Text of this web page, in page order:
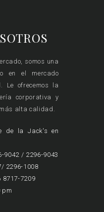
somos una
en el mercado
Le ofrecemos la
corporativa y
alta calidad.
de la Jack's en
9042 / 2296-9043
2296-1008
8717-7209
pm